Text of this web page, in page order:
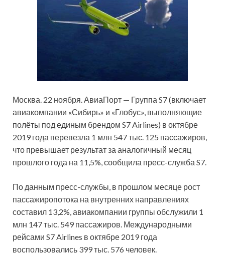
Москва. 22 ноября. АвиаПорт — Группа S7 (включает
авиакомпании «Сибирь» и «Глобус», выполняющие
полёты под единым брендом S7 Airlines) в октябре
2019 года перевезла 1 млн 547 тыс. 125 пассажиров,
что превышает результат за аналогичный месяц
прошлого года на 11,5%, сообщила пресс-служба S7.
По данным пресс-службы, в прошлом месяце рост
пассажиропотока на внутренних направлениях
составил 13,2%, авиакомпании группы обслужили 1
млн 147 тыс. 549 пассажиров. Международными
рейсами S7 Airlines в октябре 2019 года
воспользовались 399 тыс. 576 человек.